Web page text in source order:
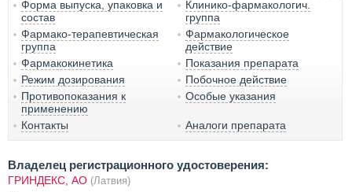
Форма выпуска, упаковка и
состав
Клинико-фармакологич.
группа
Фармако-терапевтическая
группа
Фармакологическое
действие
Фармакокинетика
Показания препарата
Режим дозирования
Побочное действие
Противопоказания к
применению
Особые указания
Контакты Аналоги препарата
Владелец регистрационного удостоверения:
ГРИНДЕКС, AO (Латвия)